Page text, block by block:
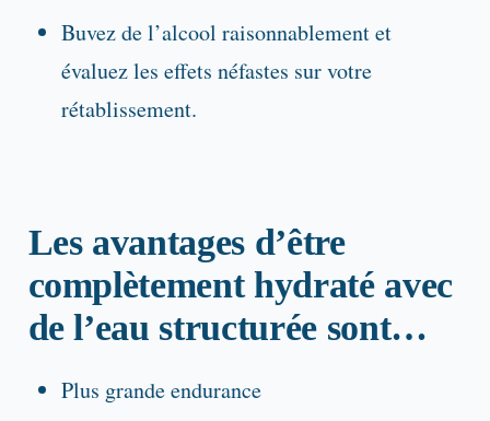
Buvez de l’alcool raisonnablement et
évaluez les effets néfastes sur votre
rétablissement.
Les avantages d’être
complètement hydraté avec
de l’eau structurée sont…
Plus grande endurance